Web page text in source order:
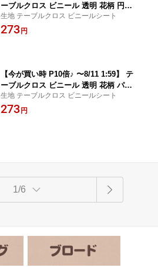
ーブルクロス ビニール 透明 花柄 円レ
ース風 120cm巾 花柄テーブルクロス 【
10cm単位カット メール便は1.5m(個数1
生地 テーブルクロス ビニールシート
273 円
【今が買い時 P10倍♪ 〜8/11 1:59】 テ
ーブルクロス ビニール 透明 花柄 パッ
チ風 120cm巾 花柄テーブルクロス 【 1
0cm単位カット メール便は1.5m(個数1
生地 テーブルクロス ビニールシート
273 円
1/6